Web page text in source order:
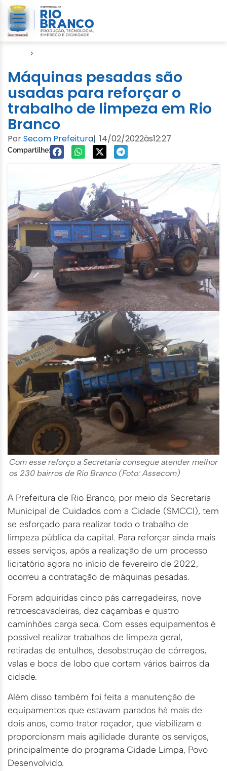
›
Máquinas pesadas são
usadas para reforçar o
trabalho de limpeza em Rio
Branco
PorSecom Prefeitura| 14/02/2022às12:27
Compartilhe:
Com esse reforço a Secretaria consegue atender melhor
os 230 bairros de Rio Branco (Foto: Assecom)
A Prefeitura de Rio Branco, por meio da Secretaria
Municipal de Cuidados com a Cidade (SMCCI), tem
se esforçado para realizar todo o trabalho de
limpeza pública da capital. Para reforçar ainda mais
esses serviços, após a realização de um processo
licitatório agora no início de fevereiro de 2022,
ocorreu a contratação de máquinas pesadas.
Foram adquiridas cinco pás carregadeiras, nove
retroescavadeiras, dez caçambas e quatro
caminhões carga seca. Com esses equipamentos é
possível realizar trabalhos de limpeza geral,
retiradas de entulhos, desobstrução de córregos,
valas e boca de lobo que cortam vários bairros da
cidade.
Além disso também foi feita a manutenção de
equipamentos que estavam parados há mais de
dois anos, como trator roçador, que viabilizam e
proporcionam mais agilidade durante os serviços,
principalmente do programa Cidade Limpa, Povo
Desenvolvido.